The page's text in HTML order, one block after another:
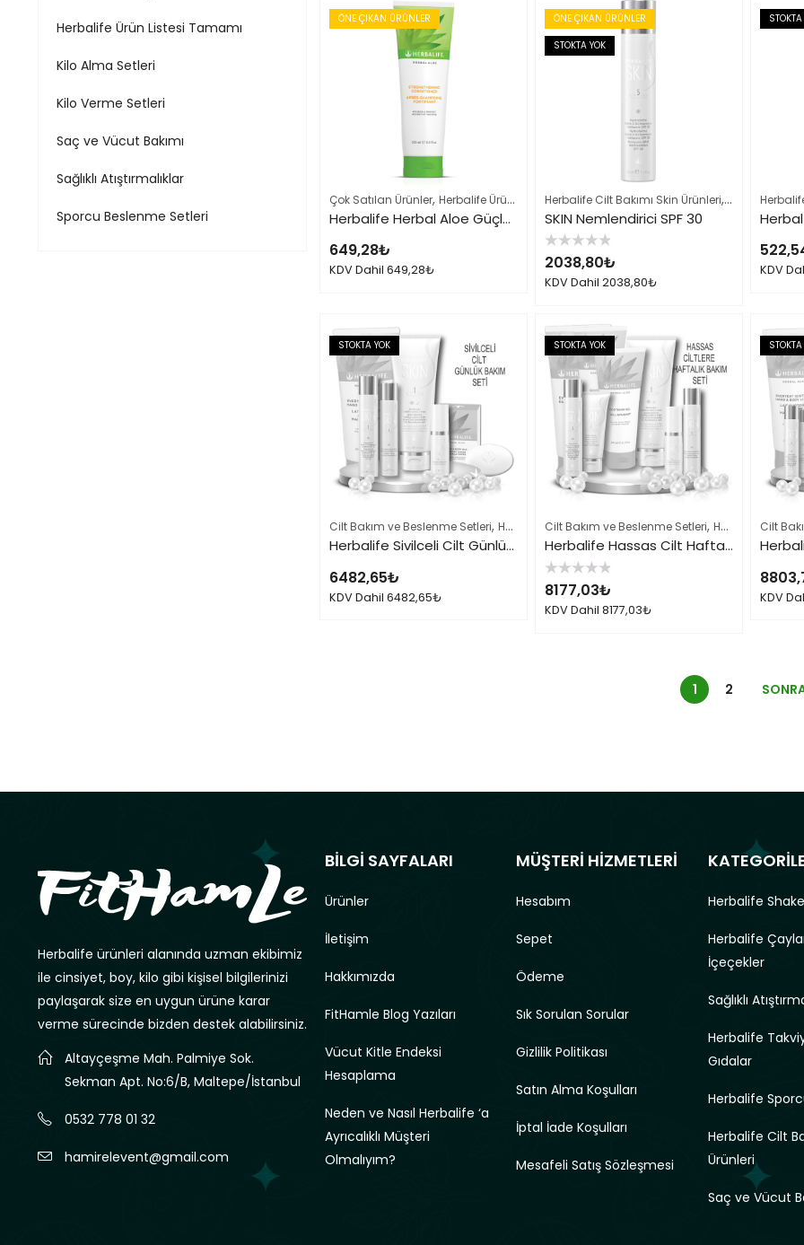
ÖNE ÇIKAN ÜRÜNLER
Çok Satılan Ürünler, Herbalife Ürün Listesi Tamamı ,Saç ve Vücut Bakımı
Herbalife Herbal Aloe Güçlendirici Saç Kremi
649,28₺
KDV Dahil 649,28₺
ÖNE ÇIKAN ÜRÜNLER
STOKTA YOK
Herbalife Cilt Bakımı Skin Ürünleri, Herbalife
SKIN Nemlendirici SPF 30
5
üzerinden
0
oy
2038,80₺
KDV Dahil 2038,80₺
KDV
STOKTA YOK
Cilt Bakım ve Beslenme Setleri, Herbalife Cilt Bakımı Skin Ürünleri ,Herbalife Ürün Listesi
Herbalife Sivilceli Cilt Günlük Bakımı Seti 001
6482,65₺
KDV Dahil 6482,65₺
STOKTA YOK
Cilt Bakım ve Beslenme Setleri, Herbalife Cilt Bakımı Skin Ürünleri
Herbalife Hassas Cilt Haftalık Bakımı Seti
5
üzerinden
0
oy
8177,03₺
KDV Dahil 8177,03₺
Cilt
KDV
1 2
Herbalife Ürün Listesi Tamamı
Kilo Alma Setleri
Kilo Verme Setleri
Saç ve Vücut Bakımı
Sağlıklı Atıştırmalıklar
Sporcu Beslenme Setleri
Herbalife ürünleri alanında uzman ekibimiz
ile cinsiyet, boy, kilo gibi kişisel bilgilerinizi
paylaşarak size en uygun ürüne karar
verme sürecinde bizden destek alabilirsiniz.
Altayçeşme Mah. Palmiye Sok.
Sekman Apt. No:6/B, Maltepe/İstanbul
0532 778 01 32
hamirelevent@gmail.com
BİLGİ SAYFALARI
Ürünler
İletişim
Hakkımızda
FitHamle Blog Yazıları
Vücut Kitle Endeksi
Hesaplama
Neden ve Nasıl Herbalife ‘a
Ayrıcalıklı Müşteri
Olmalıyım?
MÜŞTERİ HİZMETLERİ
Hesabım
Sepet
Ödeme
Sık Sorulan Sorular
Gizlilik Politikası
Satın Alma Koşulları
İptal İade Koşulları
Mesafeli Satış Sözleşmesi
Herbalife Shake
Herbalife
İçeçekler
Sağlıklı
Herbalife
Gıdalar
Herbalife
Herbalife Cilt
Ürünleri
Saç ve Vücut